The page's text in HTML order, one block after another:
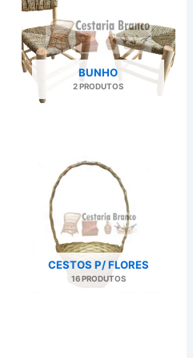
BUNHO
2 PRODUTOS
CESTOS P/ FLORES
16 PRODUTOS